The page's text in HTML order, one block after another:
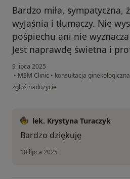
Bardzo miła, sympatyczna,
wyjaśnia i tłumaczy. Nie
pośpiechu ani nie
Jest naprawdę świetna i
9 lipca 2025
• MSM Clinic • konsultacja
w opinii użytkownika Daria K.
zgłoś nadużycie
lek. Krystyna Turaczyk
Bardzo dziękuję
10 lipca 2025